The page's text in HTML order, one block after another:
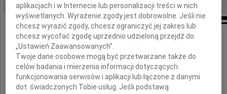
aplikacjach i w Internecie lub personalizacji treści w nich
wyświetlanych. Wyrażenie zgody jest dobrowolne. Jeśli nie
chcesz wyrazić zgody, chcesz ograniczyć jej zakres lub
chcesz wycofać zgodę uprzednio udzieloną przejdź do
„Ustawień Zaawansowanych”.
Twoje dane osobowe mogą być przetwarzane także do
celów badania i mierzenia informacji dotyczących
funkcjonowania serwisów i aplikacji lub łączone z danymi
dot. świadczonych Tobie usług. Jeśli podstawą